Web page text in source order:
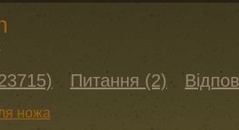
Питання (2)
ножа